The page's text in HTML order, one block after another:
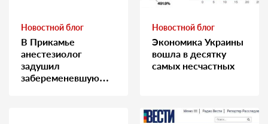
Новостной блог
В Прикамье
анестезиолог
задушил
забеременевшую
Новостной блог
Экономика Украины
вошла в десятку
самых несчастных